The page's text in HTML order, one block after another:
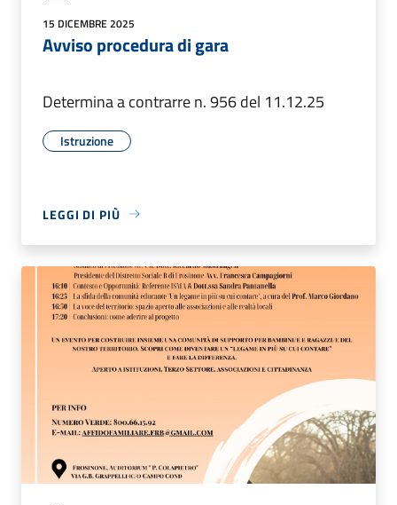
15 DICEMBRE 2025
Avviso procedura di gara
Determina a contrarre n. 956 del 11.12.25
Istruzione
LEGGI DI PIÙ